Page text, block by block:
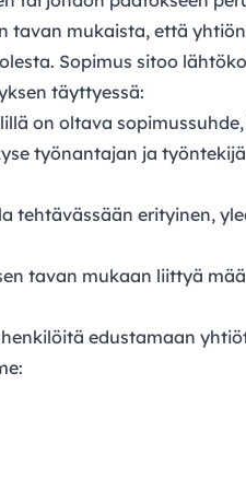
tavan mukaista, että
Sopimus sitoo
täyttyessä:
on oltava
työnantajan ja
tehtävässään erityinen,
tavan mukaan liittyä
edustamaan